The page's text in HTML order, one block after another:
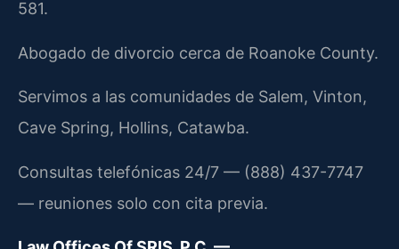
581.
Abogado de divorcio cerca de Roanoke County.
Servimos a las comunidades de Salem, Vinton,
Cave Spring, Hollins, Catawba.
Consultas telefónicas 24/7 — (888) 437-7747
— reuniones solo con cita previa.